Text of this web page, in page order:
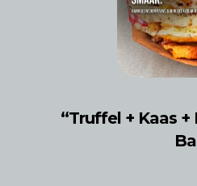
“Truffel + Kaas